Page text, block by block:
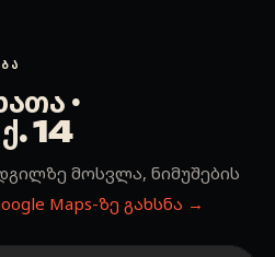
·
14
მოსვლა, ნიმუშების
Maps-ზე გახსნა →